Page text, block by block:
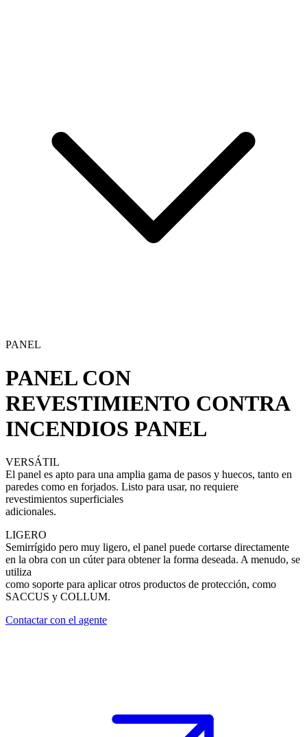
PANEL
PANEL CON
REVESTIMIENTO CONTRA
INCENDIOS PANEL
VERSÁTIL
El panel es apto para una amplia gama de pasos y huecos, tanto en
paredes como en forjados. Listo para usar, no requiere
revestimientos superficiales
adicionales.
LIGERO
Semirrígido pero muy ligero, el panel puede cortarse directamente
en la obra con un cúter para obtener la forma deseada. A menudo, se
utiliza
como soporte para aplicar otros productos de protección, como
SACCUS y COLLUM.
Contactar con el agente